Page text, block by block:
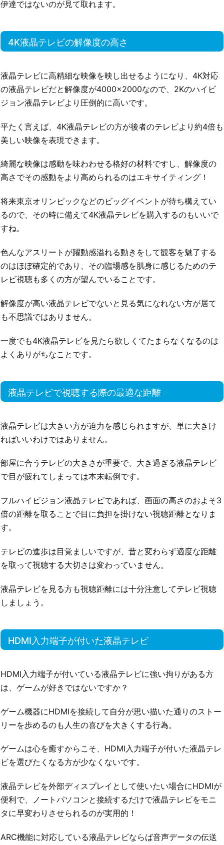
伊達ではないのが見て取れます。
4K液晶テレビの解像度の高さ
液晶テレビに高精細な映像を映し出せるようになり、4K対応
の液晶テレビだと解像度が4000×2000なので、2Kのハイビ
ジョン液晶テレビより圧倒的に高いです。
平たく言えば、4K液晶テレビの方が後者のテレビより約4倍も
美しい映像を表現できます。
綺麗な映像は感動を味わわせる格好の材料ですし、解像度の
高さでその感動をより高められるのはエキサイティング！
将来東京オリンピックなどのビッグイベントが待ち構えてい
るので、その時に備えて4K液晶テレビを購入するのもいいで
すね。
色んなアスリートが躍動感溢れる動きをして観客を魅了する
のはほぼ確定的であり、その臨場感を肌身に感じるためのテ
レビ視聴も多くの方が望んでいることです。
解像度が高い液晶テレビでないと見る気になれない方が居て
も不思議ではありません。
一度でも4K液晶テレビを見たら欲しくてたまらなくなるのは
よくありがちなことです。
液晶テレビで視聴する際の最適な距離
液晶テレビは大きい方が迫力を感じられますが、単に大きけ
ればいいわけではありません。
部屋に合うテレビの大きさが重要で、大き過ぎる液晶テレビ
で目が疲れてしまっては本末転倒です。
フルハイビジョン液晶テレビであれば、画面の高さのおよそ3
倍の距離を取ることで目に負担を掛けない視聴距離となりま
す。
テレビの進歩は目覚ましいですが、昔と変わらず適度な距離
を取って視聴する大切さは変わっていません。
液晶テレビを見る方も視聴距離には十分注意してテレビ視聴
しましょう。
HDMI入力端子が付いた液晶テレビ
HDMI入力端子が付いている液晶テレビに強い拘りがある方
は、ゲームが好きではないですか？
ゲーム機器にHDMIを接続して自分が思い描いた通りのストー
リーを歩めるのも人生の喜びを大きくする行為。
ゲームは心を癒すからこそ、HDMI入力端子が付いた液晶テレ
ビを選びたくなる方が少なくないです。
液晶テレビを外部ディスプレイとして使いたい場合にHDMIが
便利で、ノートパソコンと接続するだけで液晶テレビをモニ
タに早変わりさせられるのが実用的！
ARC機能に対応している液晶テレビならば音声データの伝送